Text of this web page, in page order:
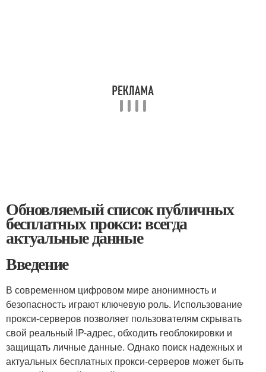
Обновляемый список публичных
бесплатных прокси: всегда
актуальные данные
Введение
В современном цифровом мире анонимность и
безопасность играют ключевую роль. Использование
прокси-серверов позволяет пользователям скрывать
свой реальный IP-адрес, обходить геоблокировки и
защищать личные данные. Однако поиск надежных и
актуальных бесплатных прокси-серверов может быть